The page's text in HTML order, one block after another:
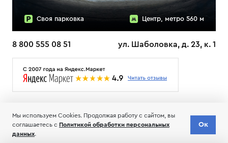
Своя парковка Центр, метро 560 м
8 800 555 08 51 ул. Шаболовка, д. 23, к. 1
© 2006-2026 Пределанет
Мы используем Cookies. Продолжая работу с сайтом, вы
соглашаетесь с Политикой обработки персональных
данных.
Ок